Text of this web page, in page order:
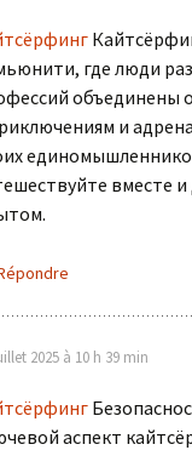
где люди
объединены
и
вместе и
2025 à 10 h 39 min
аспект